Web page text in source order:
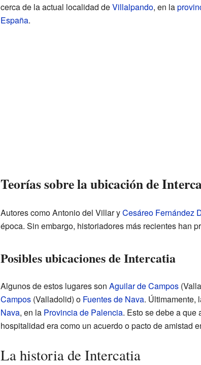
cerca de la actual localidad deVillalpando, en la
España.
Teorías sobre la ubicación de
Autores como Antonio del Villar yCesáreo Fernández
época. Sin embargo, historiadores más recientes han
Posibles ubicaciones de Intercatia
Algunos de estos lugares son Aguilar de Campos
Campos(Valladolid) o Fuentes de Nava. Últimamente,
Nava, en la Provincia de Palencia. Esto se debe a que
hospitalidad era como un acuerdo o pacto de amistad
La historia de Intercatia